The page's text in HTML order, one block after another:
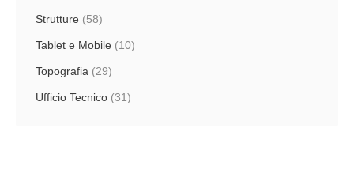
Strutture (58)
Tablet e Mobile (10)
Topografia (29)
Ufficio Tecnico (31)